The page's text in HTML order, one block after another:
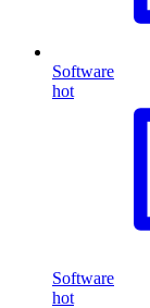
Software
hot
Software
hot